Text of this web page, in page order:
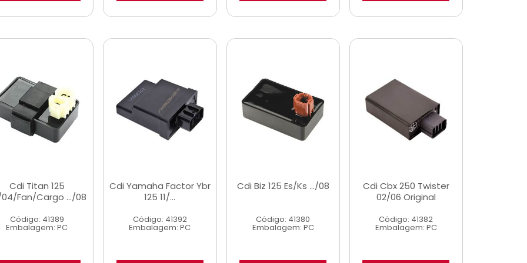
Cdi Titan 125
Fan/Cargo .../08
Código: 41389
Embalagem: PC
Cdi Yamaha Factor Ybr
125 11/...
Código: 41392
Embalagem: PC
Cdi Biz 125 Es/Ks .../08
Código: 41380
Embalagem: PC
Cdi Cbx 250 Twister
02/06 Original
Código: 41382
Embalagem: PC